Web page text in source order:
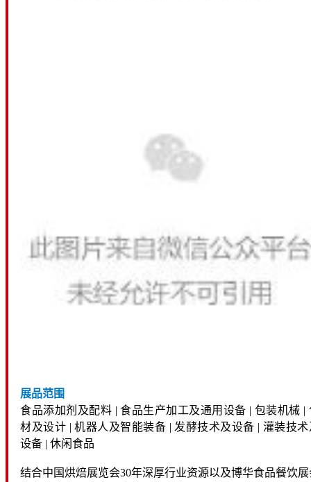
展品范围
食品添加剂及配料 | 食品生产加工及通用设备 | 包装机械 |
材及设计 | 机器人及智能装备 | 发酵技术及设备 | 灌装技术
设备 | 休闲食品
结合中国烘焙展览会30年深厚行业资源以及博华食品餐饮展